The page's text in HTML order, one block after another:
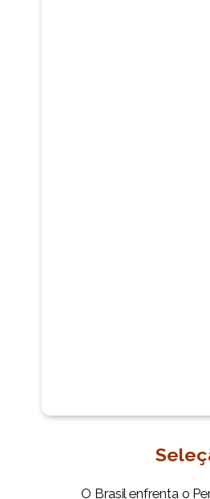
O Brasil enfrenta o